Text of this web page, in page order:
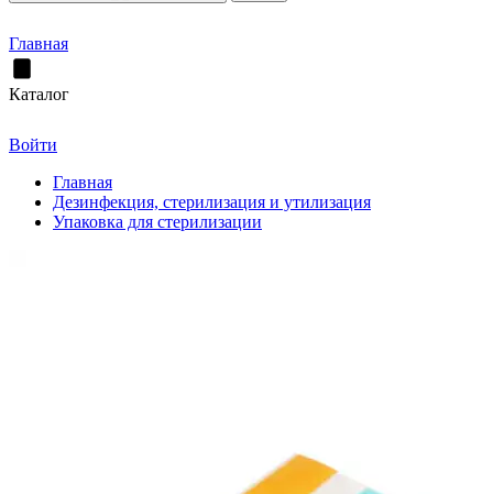
Главная
Каталог
Войти
Главная
Дезинфекция, стерилизация и утилизация
Упаковка для стерилизации